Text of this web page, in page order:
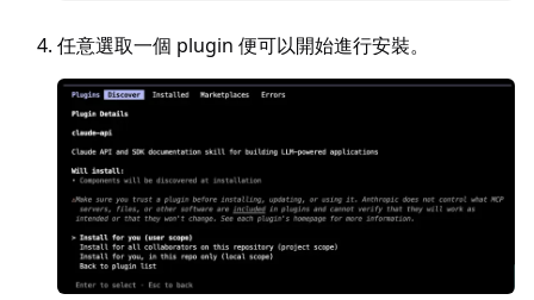
任意選取一個 plugin 便可以開始進行安裝。